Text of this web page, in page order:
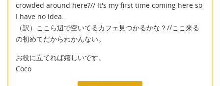
crowded around here?// It's my first time coming here so
I have no idea.
（訳）ここら辺で空いてるカフェ見つかるかな？//ここ来る
の初めてだからわかんない。
お役に立てれば嬉しいです。
Coco